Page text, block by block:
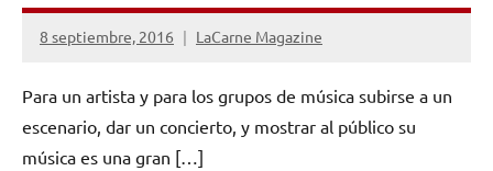
8 septiembre, 2016 LaCarne Magazine
No
comentarios
Para un artista y para los grupos de música subirse a un
escenario, dar un concierto, y mostrar al público su
música es una gran […]